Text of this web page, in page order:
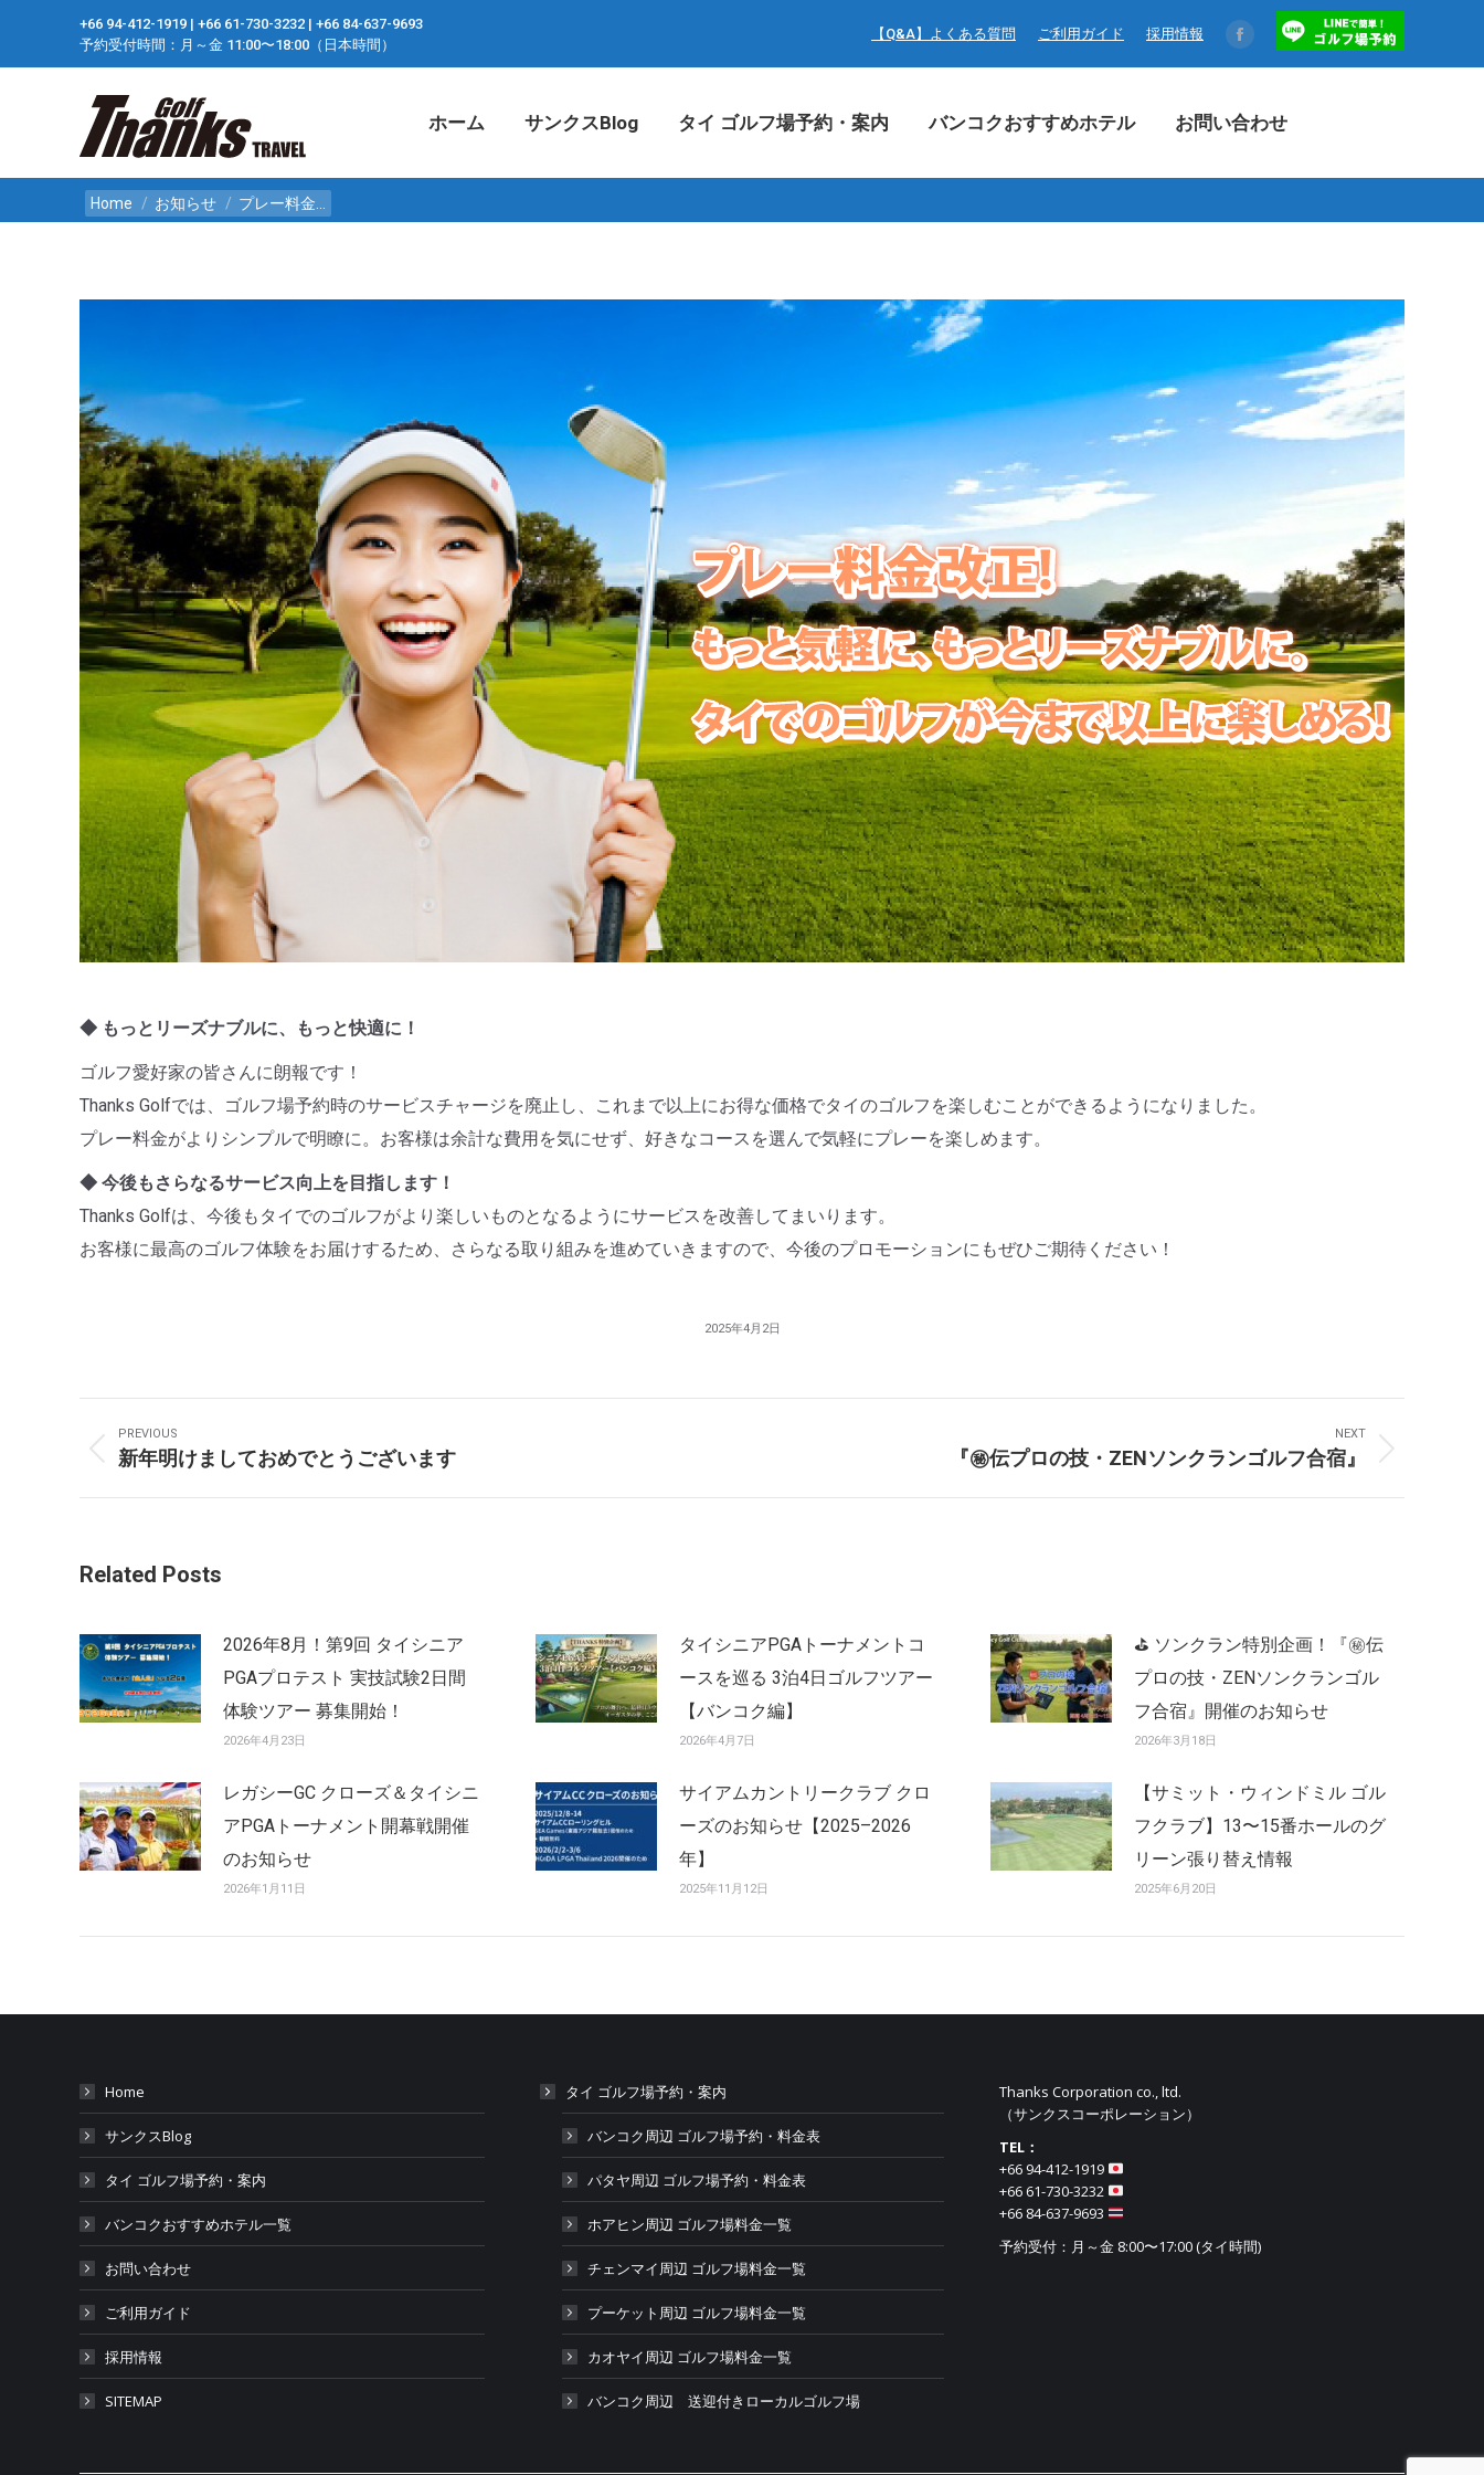
+66 94-412-1919 ​| +66 61-730-3232 ​| +66 84-637-9693
予約受付時間：月～金 11:00〜18:00（日本時間）
【Q&A】よくある質問 ご利用ガイド 採用情報
Facebook
page
in
ホーム サンクスBlog タイ ゴルフ場予約・案内 バンコクおすすめホテル お問い合わせ
You are here:
Home お知らせ プレー料金…
◆ もっとリーズナブルに、もっと快適に！
ゴルフ愛好家の皆さんに朗報です！
Thanks Golfでは、ゴルフ場予約時のサービスチャージを廃止し、これまで以上にお得な価格でタイのゴルフを楽しむことができるようになりました。
プレー料金がよりシンプルで明瞭に。お客様は余計な費用を気にせず、好きなコースを選んで気軽にプレーを楽しめます。
◆ 今後もさらなるサービス向上を目指します！
Thanks Golfは、今後もタイでのゴルフがより楽しいものとなるようにサービスを改善してまいります。
お客様に最高のゴルフ体験をお届けするため、さらなる取り組みを進めていきますので、今後のプロモーションにもぜひご期待ください！
2025年4月2日
Navigation
PREVIOUS
Previous
post:
新年明けましておめでとうございます
NEXT
post:
『㊙️伝プロの技・ZENソンクランゴルフ合宿』
Related Posts
2026年8月！第9回 タイシニア
PGAプロテスト 実技試験2日間
体験ツアー 募集開始！
2026年4月23日
タイシニアPGAトーナメントコ
ースを巡る 3泊4日ゴルフツアー
【バンコク編】
2026年4月7日
⛳ ソンクラン特別企画！『㊙️伝
プロの技・ZENソンクランゴル
フ合宿』開催のお知らせ
2026年3月18日
レガシーGC クローズ＆タイシニ
アPGAトーナメント開幕戦開催
のお知らせ
2026年1月11日
サイアムカントリークラブ クロ
ーズのお知らせ【2025–2026
年】
2025年11月12日
【サミット・ウィンドミル ゴル
フクラブ】13〜15番ホールのグ
リーン張り替え情報
2025年6月20日
Home
サンクスBlog
タイ ゴルフ場予約・案内
バンコクおすすめホテル一覧
お問い合わせ
ご利用ガイド
採用情報
SITEMAP
タイ ゴルフ場予約・案内
バンコク周辺 ゴルフ場予約・料金表
パタヤ周辺 ゴルフ場予約・料金表
ホアヒン周辺 ゴルフ場料金一覧
チェンマイ周辺 ゴルフ場料金一覧
プーケット周辺 ゴルフ場料金一覧
カオヤイ周辺 ゴルフ場料金一覧
バンコク周辺 送迎付きローカルゴルフ場
Thanks Corporation co., ltd.
（サンクスコーポレーション）
TEL：
+66 94-412-1919​
+66 61-730-3232
+66 84-637-9693
予約受付：月～金 8:00〜17:00 (タイ時間)
タイ ゴルフ場予約・案内 バンコクおすすめホテル お問い合わせ